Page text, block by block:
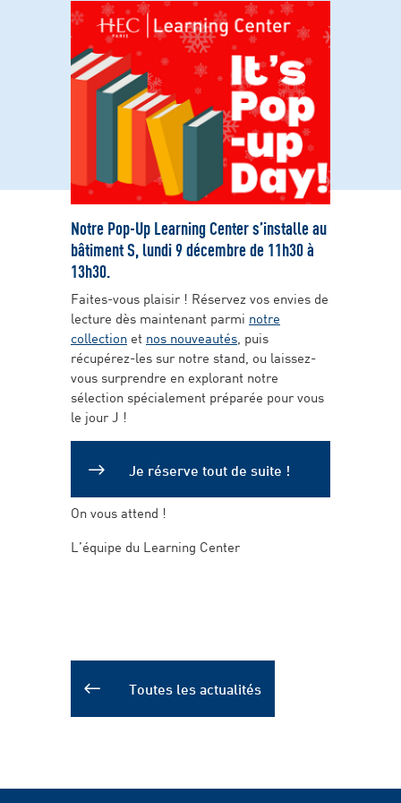
Notre Pop-Up Learning Center s’installe au
bâtiment S, lundi 9 décembre de 11h30 à
13h30.
Faites-vous plaisir ! Réservez vos envies de
lecture dès maintenant parmi notre
collection et nos nouveautés, puis
récupérez-les sur notre stand, ou laissez-
vous surprendre en explorant notre
sélection spécialement préparée pour vous
le jour J !
Je réserve tout de suite !
On vous attend !
L’équipe du Learning Center
Toutes les actualités